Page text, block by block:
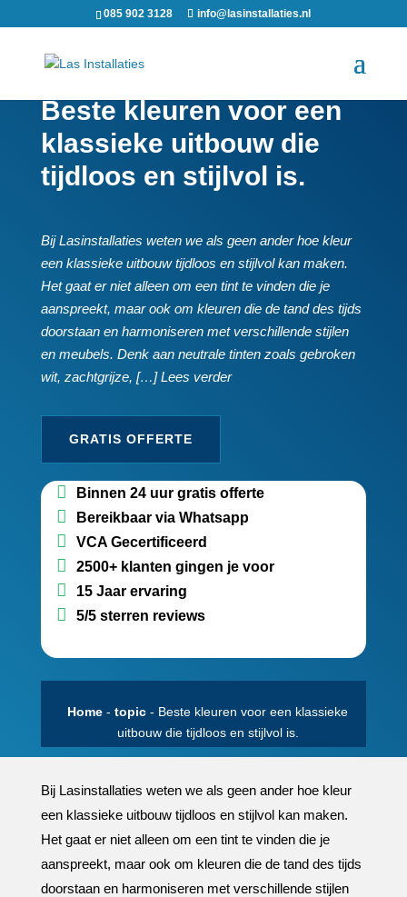
085 902 3128 info@lasinstallaties.nl
Beste kleuren voor een
klassieke uitbouw die
tijdloos en stijlvol is.​
Bij Lasinstallaties weten we als geen ander hoe kleur
een klassieke uitbouw tijdloos en stijlvol kan maken.​
Het gaat er niet alleen om een tint te vinden die je
aanspreekt, maar ook om kleuren die de tand des tijds
doorstaan en harmoniseren met verschillende stijlen
en meubels.​ Denk aan neutrale tinten zoals gebroken
wit, zachtgrijze, […] Lees verder
GRATIS OFFERTE
Binnen 24 uur gratis offerte
Bereikbaar via Whatsapp
VCA Gecertificeerd
2500+ klanten gingen je voor
15 Jaar ervaring
5/5 sterren reviews
Home -topic - Beste kleuren voor een klassieke
uitbouw die tijdloos en stijlvol is.​
Bij Lasinstallaties weten we als geen ander hoe kleur
een klassieke uitbouw tijdloos en stijlvol kan maken.​
Het gaat er niet alleen om een tint te vinden die je
aanspreekt, maar ook om kleuren die de tand des tijds
doorstaan en harmoniseren met verschillende stijlen